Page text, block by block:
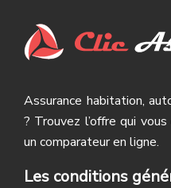
Assurance habitation,
? Trouvez l’offre qui
un comparateur en ligne.
Les conditions